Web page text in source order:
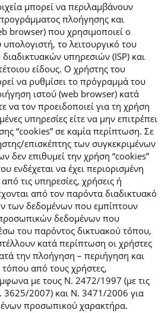
μπορεί να περιλαμβάνουν
πλοήγησης και
browser) που χρησιμοποιεί ο
το λειτουργικό του
υπηρεσιών (ISP) και
είδους. Ο χρήστης του
να ρυθμίσει το πρόγραμμά του
ιστού (web browser) κατά
να τον προειδοποιεί για τη χρήση
υπηρεσίες είτε να μην επιτρέπει
“cookies” σε καμία περίπτωση. Σε
επισκέπτης των συγκεκριμένων
δεν επιθυμεί την χρήση “cookies”
ενδέχεται να έχει περιορισμένη
τις υπηρεσίες, χρήσεις ή
από τον παρόντα διαδικτυακό
των δεδομένων που εμπίπτουν
δεδομένων που
του παρόντος δικτυακού τόπου,
κατά περίπτωση οι χρήστες
την πλοήγηση – περιήγηση και
από τους χρήστες,
με τους Ν. 2472/1997 (με τις
3625/2007) και Ν. 3471/2006 για
προσωπικού χαρακτήρα.